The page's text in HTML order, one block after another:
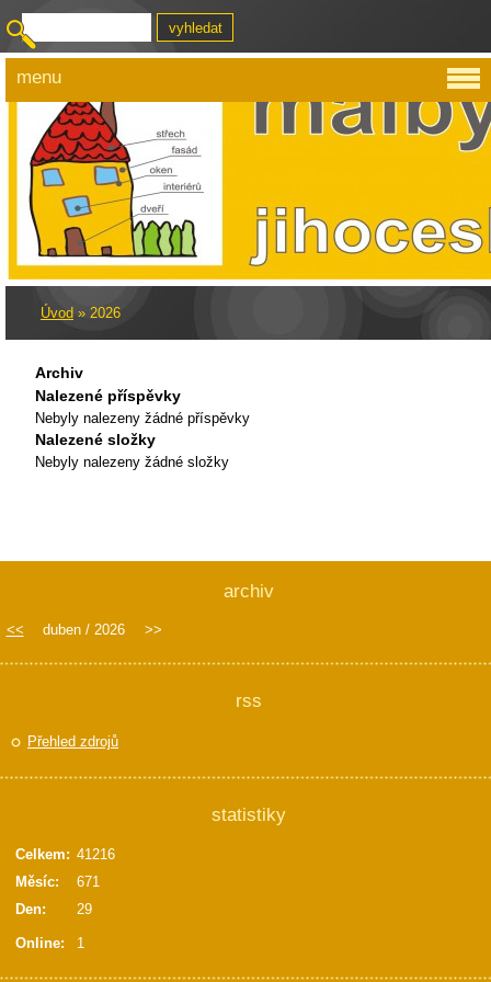
Úvod » 2026
Archiv
Nalezené příspěvky
Nebyly nalezeny žádné příspěvky
Nalezené složky
Nebyly nalezeny žádné složky
menu
archiv
<< duben / 2026 >>
rss
Přehled zdrojů
statistiky
Online: 1
Celkem: 41216
Měsíc:
671
Den:
29